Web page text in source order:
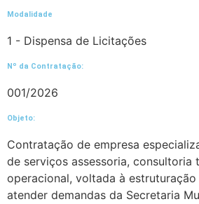
Modalidade
1 - Dispensa de Licitações
Nº da Contratação:
001/2026
Objeto:
Contratação de empresa
de serviços assessoria, consultoria
operacional, voltada à estruturação
atender demandas da Secretaria